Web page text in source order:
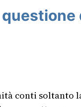
conti soltanto